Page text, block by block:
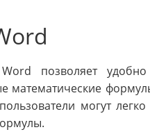
позволяет удобно
математические
могут